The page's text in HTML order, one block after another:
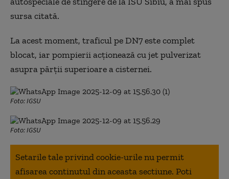
sursa citată.
La acest moment, traficul pe DN7 este complet
blocat, iar pompierii acționează cu jet pulverizat
asupra părții superioare a cisternei.
Foto: IGSU
Foto: IGSU
Setarile tale privind cookie-urile nu permit
afisarea continutul din aceasta sectiune. Poti